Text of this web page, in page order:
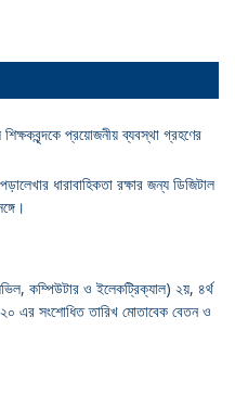
প্রয়োজনীয় ব্যবস্থা গ্রহণের
ধারাবাহিকতা রক্ষার জন্য ডিজিটাল
কম্পিউটার ও ইলেকট্রিক্যাল) ২য়, ৪র্থ
এর সংশোধিত তারিখ মোতাবেক বেতন ও